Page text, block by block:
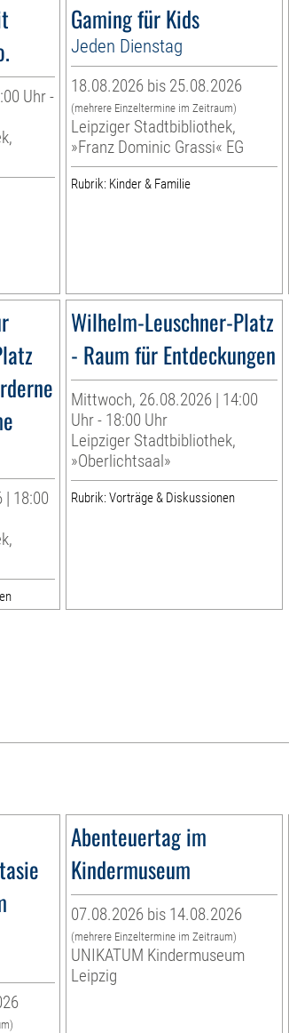
Uhr -
Gaming für Kids
Jeden Dienstag
18.08.2026 bis 25.08.2026
(mehrere Einzeltermine im Zeitraum)
Leipziger Stadtbibliothek,
»Franz Dominic Grassi« EG
Rubrik: Kinder & Familie
| 18:00
Wilhelm-Leuschner-Platz
- Raum für Entdeckungen
Mittwoch, 26.08.2026 | 14:00
Uhr - 18:00 Uhr
Leipziger Stadtbibliothek,
»Oberlichtsaal»
Rubrik: Vorträge & Diskussionen
Abenteuertag im
Kindermuseum
07.08.2026 bis 14.08.2026
(mehrere Einzeltermine im Zeitraum)
UNIKATUM Kindermuseum
Leipzig